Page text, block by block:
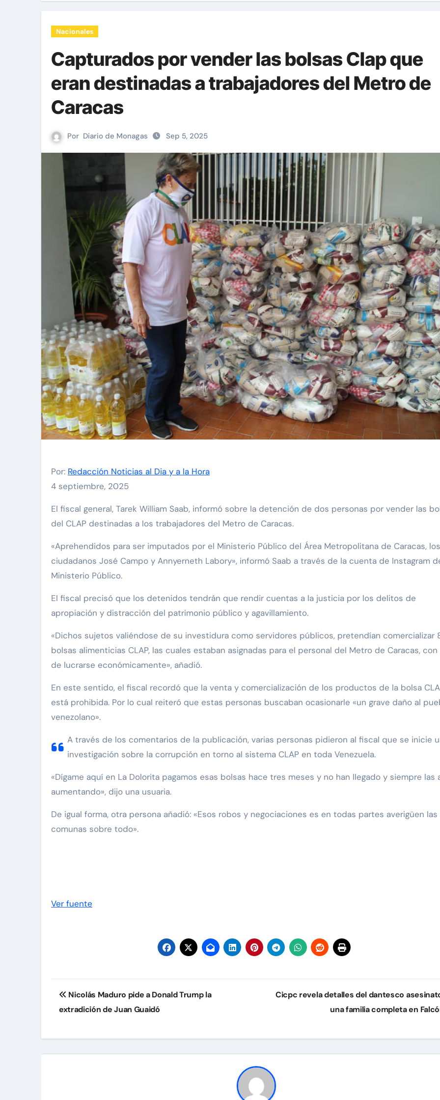
Nacionales
Capturados por vender las bolsas Clap que
eran destinadas a trabajadores del Metro de
Caracas
Por Diario de Monagas Sep 5, 2025
Por: Redacción Noticias al Dia y a la Hora
4 septiembre, 2025
El fiscal general, Tarek William Saab, informó sobre la detención de dos personas por vender las bolsas
del CLAP destinadas a los trabajadores del Metro de Caracas.
«Aprehendidos para ser imputados por el Ministerio Público del Área Metropolitana de Caracas, los
ciudadanos José Campo y Annyerneth Labory», informó Saab a través de la cuenta de Instagram
Ministerio Público.
El fiscal precisó que los detenidos tendrán que rendir cuentas a la justicia por los delitos de
apropiación y distracción del patrimonio público y agavillamiento.
«Dichos sujetos valiéndose de su investidura como servidores públicos, pretendían comercializar
bolsas alimenticias CLAP, las cuales estaban asignadas para el personal del Metro de Caracas,
de lucrarse económicamente», añadió.
En este sentido, el fiscal recordó que la venta y comercialización de los productos de la bolsa
está prohibida. Por lo cual reiteró que estas personas buscaban ocasionarle «un grave daño al
venezolano».
A través de los comentarios de la publicación, varias personas pidieron al fiscal que se inicie
investigación sobre la corrupción en torno al sistema CLAP en toda Venezuela.
«Dígame aquí en La Dolorita pagamos esas bolsas hace tres meses y no han llegado y siempre las
aumentando», dijo una usuaria.
De igual forma, otra persona añadió: «Esos robos y negociaciones es en todas partes averigüen las
comunas sobre todo».
Ver fuente
Navegación
de
Nicolás Maduro pide a Donald Trump la
extradición de Juan Guaidó
Cicpc revela detalles del dantesco
una familia completa en